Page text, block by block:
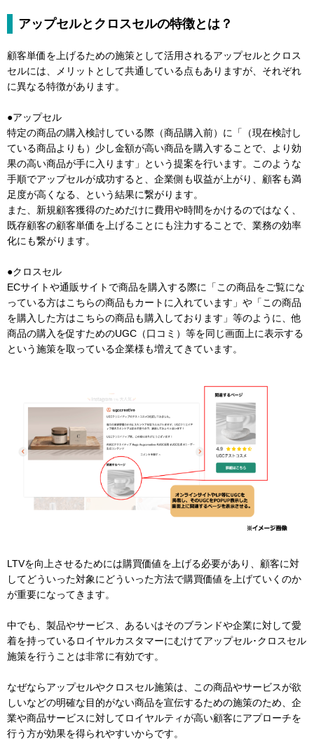
アップセルとクロスセルの特徴とは？
顧客単価を上げるための施策として活用されるアップセルとクロス
セルには、メリットとして共通している点もありますが、それぞれ
に異なる特徴があります。
●アップセル
特定の商品の購入検討している際（商品購入前）に「（現在検討し
ている商品よりも）少し金額が高い商品を購入することで、より効
果の高い商品が手に入ります」という提案を行います。このような
手順でアップセルが成功すると、企業側も収益が上がり、顧客も満
足度が高くなる、という結果に繋がります。
また、新規顧客獲得のためだけに費用や時間をかけるのではなく、
既存顧客の顧客単価を上げることにも注力することで、業務の効率
化にも繋がります。
●クロスセル
ECサイトや通販サイトで商品を購入する際に「この商品をご覧にな
っている方はこちらの商品もカートに入れています」や「この商品
を購入した方はこちらの商品も購入しております」等のように、他
商品の購入を促すためのUGC（口コミ）等を同じ画面上に表示する
という施策を取っている企業様も増えてきています。
LTVを向上させるためには購買価値を上げる必要があり、顧客に対
してどういった対象にどういった方法で購買価値を上げていくのか
が重要になってきます。
中でも、製品やサービス、あるいはそのブランドや企業に対して愛
着を持っているロイヤルカスタマーにむけてアップセル･クロスセル
施策を行うことは非常に有効です。
なぜならアップセルやクロスセル施策は、この商品やサービスが欲
しいなどの明確な目的がない商品を宣伝するための施策のため、企
業や商品サービスに対してロイヤルティが高い顧客にアプローチを
行う方が効果を得られやすいからです。